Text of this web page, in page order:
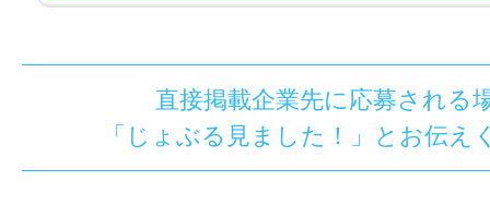
直接掲載企業先に応募される
「じょぶる見ました！」とお伝え